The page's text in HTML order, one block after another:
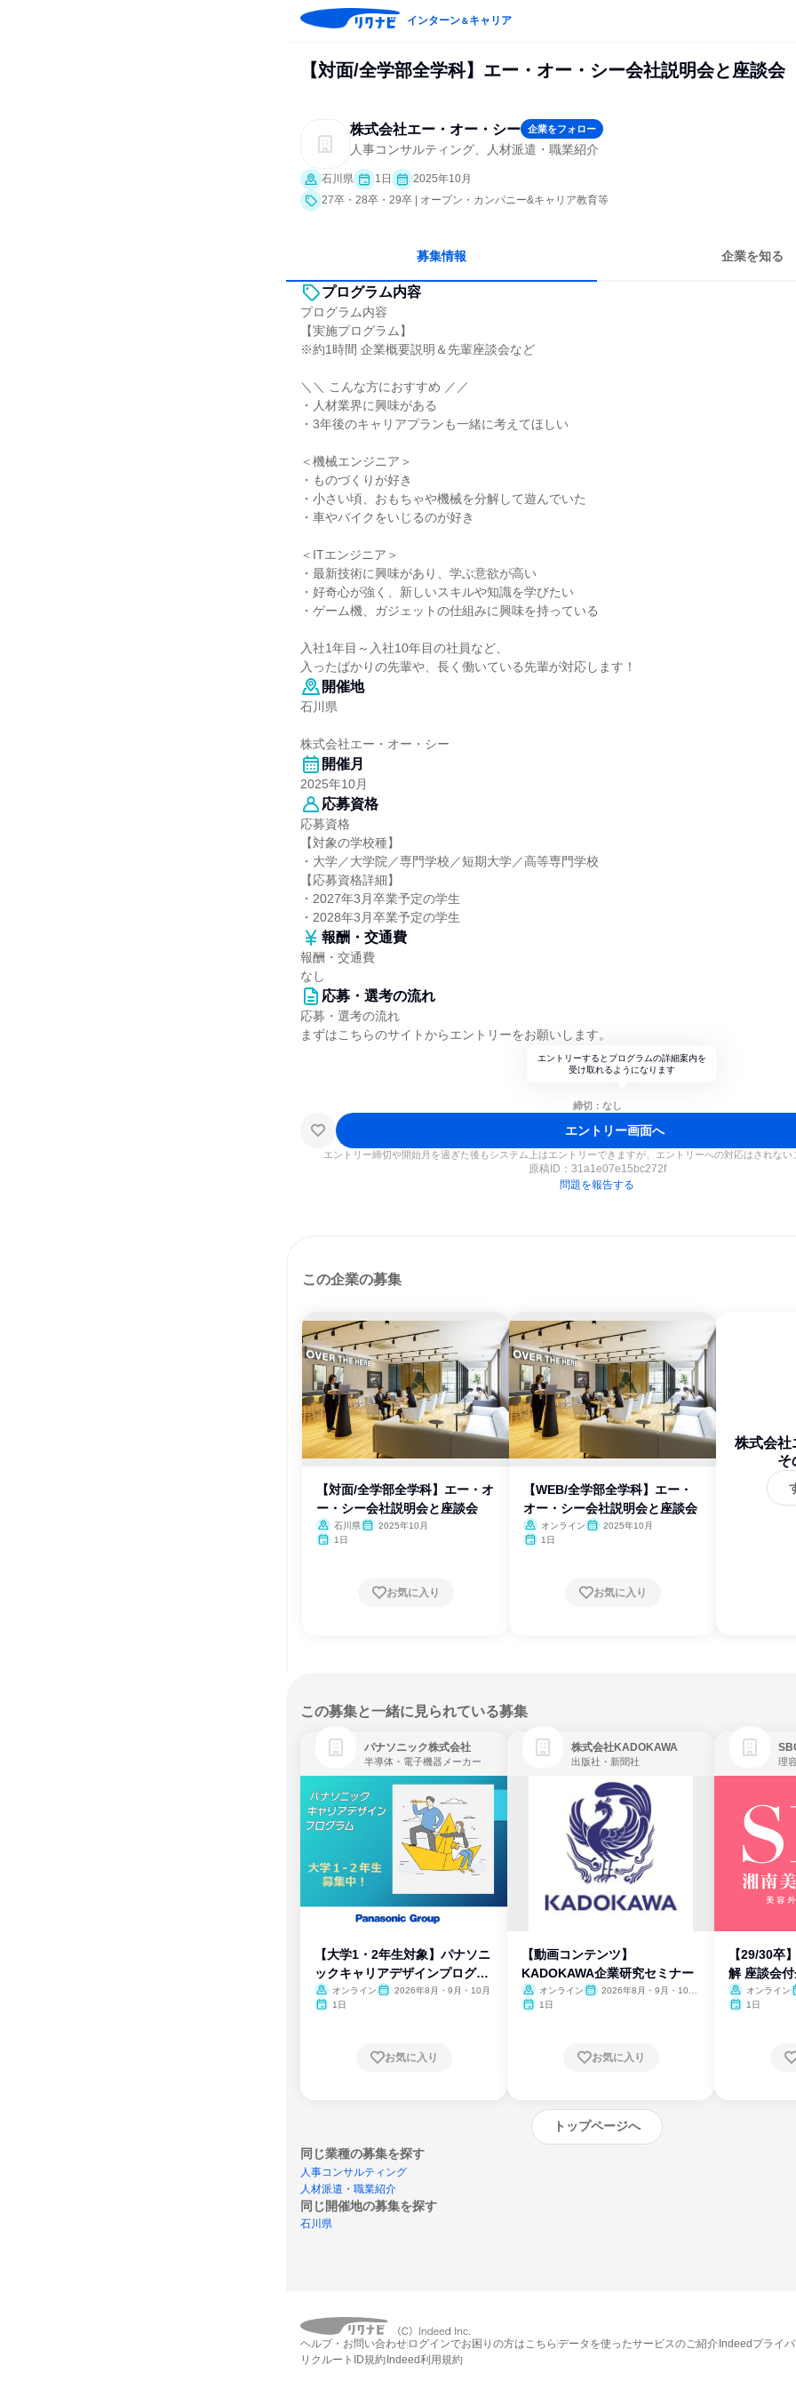
インターン＆キャリア
【対面/全学部全学科】エー・オー・シー会社説明会と座談会
株式会社エー・オー・シー 企業をフォロー
人事コンサルティング、人材派遣・職業紹介
石川県 1日
2025年10月
27卒・28卒・29卒 | オープン・カンパニー&キャリア教育等
募集情報 企業を知る
プログラム内容
プログラム内容
【実施プログラム】
※約1時間 企業概要説明＆先輩座談会など
＼＼ こんな方におすすめ ／／
・人材業界に興味がある
・3年後のキャリアプランも一緒に考えてほしい
＜機械エンジニア＞
・ものづくりが好き
・小さい頃、おもちゃや機械を分解して遊んでいた
・車やバイクをいじるのが好き
＜ITエンジニア＞
・最新技術に興味があり、学ぶ意欲が高い
・好奇心が強く、新しいスキルや知識を学びたい
・ゲーム機、ガジェットの仕組みに興味を持っている
入社1年目～入社10年目の社員など、
入ったばかりの先輩や、長く働いている先輩が対応します！
開催地
石川県
株式会社エー・オー・シー
開催月
2025年10月
応募資格
応募資格
【対象の学校種】
・大学／大学院／専門学校／短期大学／高等専門学校
【応募資格詳細】
・2027年3月卒業予定の学生
・2028年3月卒業予定の学生
報酬・交通費
報酬・交通費
なし
応募・選考の流れ
応募・選考の流れ
まずはこちらのサイトからエントリーをお願いします。
エントリーするとプログラムの詳細案内を
受け取れるようになります
締切：なし
エントリー画面へ
エントリー締切や開始月を過ぎた後もシステム上はエントリーできますが、エントリーへの対応はされない
原稿ID： 31a1e07e15bc272f
問題を報告する
この企業の募集
【対面/全学部全学科】エー・オ
ー・シー会社説明会と座談会
石川県
2025年10月
1日
お気に入り
【WEB/全学部全学科】エー・
オー・シー会社説明会と座談会
オンライン
2025年10月
1日
お気に入り
株式会社
そ
この募集と一緒に見られている募集
パナソニック株式会社
半導体・電子機器メーカー
【大学1・2年生対象】パナソニ
ックキャリアデザインプログラ
ム
オンライン
2026年8月・9月・10月
1日
お気に入り
株式会社KADOKAWA
出版社・新聞社
【動画コンテンツ】
KADOKAWA企業研究セミナー
オンライン
2026年8月・9月・10
1日
お気に入り
【29/30卒
解 座談会
オンライン
1日
トップページへ
同じ業種の募集を探す
人事コンサルティング
人材派遣・職業紹介
同じ開催地の募集を探す
石川県
締切：なし
ヘルプ・お問い合わせ ログインでお困りの方はこちら データを使ったサービスのご紹介 Indeedプライ
リクルートID規約 Indeed利用規約